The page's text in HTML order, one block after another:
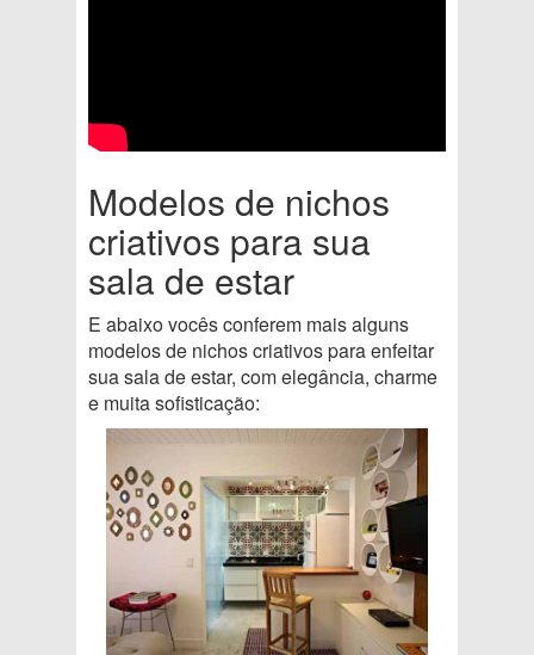
Modelos de nichos
criativos para sua
sala de estar
E abaixo vocês conferem mais alguns
modelos de nichos criativos para enfeitar
sua sala de estar, com elegância, charme
e muita sofisticação: